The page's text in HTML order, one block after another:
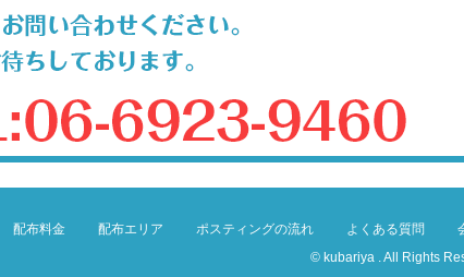
配布料金 配布エリア ポスティングの流れ よくある質問
© kubariya . All Rights